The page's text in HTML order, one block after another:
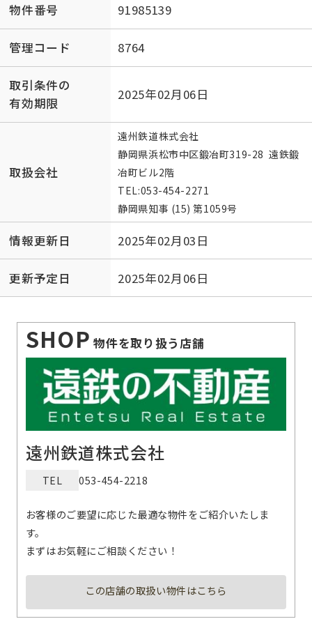
物件番号 91985139
管理コード 8764
取引条件の
有効期限
2025年02月06日
取扱会社
遠州鉄道株式会社
静岡県浜松市中区鍛冶町319-28 遠鉄鍛
冶町ビル2階
TEL:053-454-2271
静岡県知事 (15) 第1059号
情報更新日 2025年02月03日
更新予定日 2025年02月06日
SHOP 物件を取り扱う店舗
遠州鉄道株式会社
TEL 053-454-2218
お客様のご要望に応じた最適な物件をご紹介いたしま
す。
まずはお気軽にご相談ください！
この店舗の取扱い物件はこちら